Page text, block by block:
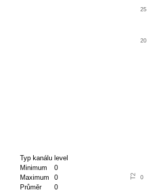
20
25
Typ kanálu level
Minimum
0
Maximum
0
Průměr
0
T2 0